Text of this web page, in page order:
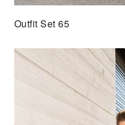
Outfit Set 65